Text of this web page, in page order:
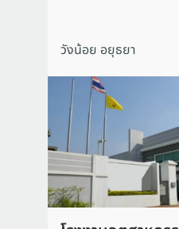
วังน้อย อยุธยา